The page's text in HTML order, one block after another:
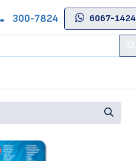
300-7824
6067-1424